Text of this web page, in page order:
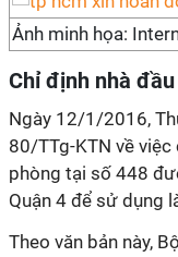
Ảnh minh họa:
Chỉ định nhà
Ngày 12/1/2016,
80/TTg-KTN về
phòng tại số 448
Quận 4 để sử dụng
Theo văn bản này,